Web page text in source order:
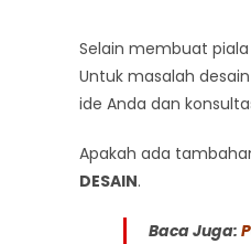
Selain membuat
Untuk masalah
ide Anda dan
Apakah ada
DESAIN.
Baca Juga: